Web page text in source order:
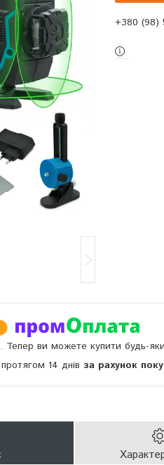
+380 (98)
Тепер ви можете купити будь-
14 днів за рахунок